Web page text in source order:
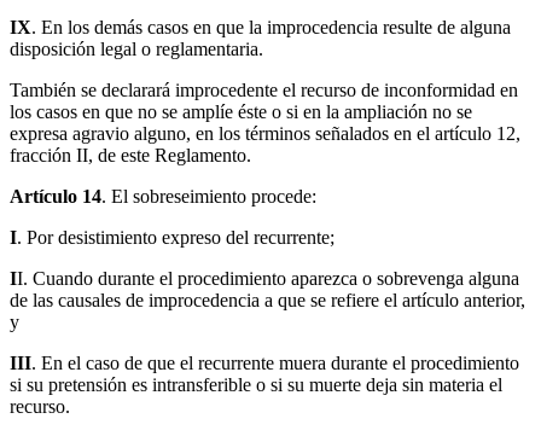
IX. En los demás casos en que la improcedencia resulte de alguna
disposición legal o reglamentaria.
También se declarará improcedente el recurso de inconformidad en
los casos en que no se amplíe éste o si en la ampliación no se
expresa agravio alguno, en los términos señalados en el artículo 12,
fracción II, de este Reglamento.
Artículo 14. El sobreseimiento procede:
I. Por desistimiento expreso del recurrente;
II. Cuando durante el procedimiento aparezca o sobrevenga alguna
de las causales de improcedencia a que se refiere el artículo anterior,
y
III. En el caso de que el recurrente muera durante el procedimiento
si su pretensión es intransferible o si su muerte deja sin materia el
recurso.